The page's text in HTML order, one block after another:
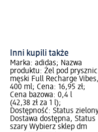
Inni kupili także
Marka: adidas; Nazwa
produktu: Żel pod prysznic
męski Full Recharge Vibes,
400 ml; Cena: 16,95 zł;
Cena bazowa: 0,4 l
(42,38 zł za 1 l);
Dostępność: Status
Dostawa dostępna, Status
szary Wybierz sklep dm